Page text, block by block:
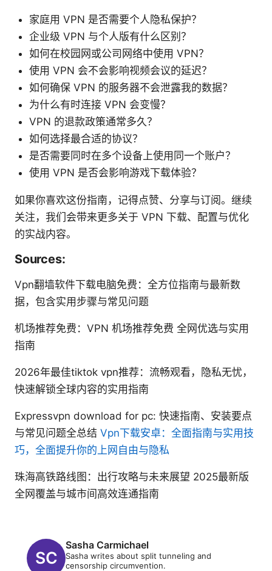
家庭用 VPN 是否需要个人隐私保护？
企业级 VPN 与个人版有什么区别？
如何在校园网或公司网络中使用 VPN？
使用 VPN 会不会影响视频会议的延迟？
如何确保 VPN 的服务器不会泄露我的数据？
为什么有时连接 VPN 会变慢？
VPN 的退款政策通常多久？
如何选择最合适的协议？
是否需要同时在多个设备上使用同一个账户？
使用 VPN 是否会影响游戏下载体验？
如果你喜欢这份指南，记得点赞、分享与订阅。继续
关注，我们会带来更多关于 VPN 下载、配置与优化
的实战内容。
Sources:
Vpn翻墙软件下载电脑免费：全方位指南与最新数
据，包含实用步骤与常见问题
机场推荐免费：VPN 机场推荐免费 全网优选与实用
指南
2026年最佳tiktok vpn推荐：流畅观看，隐私无忧，
快速解锁全球内容的实用指南
Expressvpn download for pc: 快速指南、安装要点
与常见问题全总结 Vpn下载安卓：全面指南与实用技
巧，全面提升你的上网自由与隐私
珠海高铁路线图：出行攻略与未来展望 2025最新版
全网覆盖与城市间高效连通指南
Sasha Carmichael
Sasha writes about split tunneling and
censorship circumvention.